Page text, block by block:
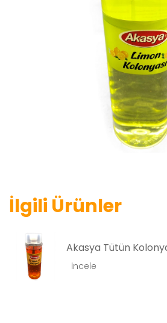
İlgili Ürünler
Akasya Tütün
İncele